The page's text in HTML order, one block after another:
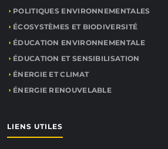
POLITIQUES ENVIRONNEMENTALES
ÉCOSYSTÈMES ET BIODIVERSITÉ
ÉDUCATION ENVIRONNEMENTALE
ÉDUCATION ET SENSIBILISATION
ÉNERGIE ET CLIMAT
ÉNERGIE RENOUVELABLE
LIENS UTILES